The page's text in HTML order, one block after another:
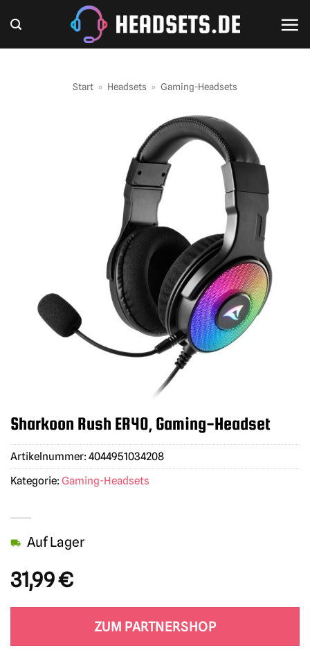
Inhalt
springen
Start » Headsets » Gaming-Headsets
Sharkoon Rush ER40, Gaming-Headset
31,99€
Auf Lager
ZUM PARTNERSHOP
Artikelnummer: 4044951034208
Kategorie: Gaming-Headsets